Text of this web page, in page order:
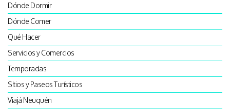
Dónde Dormir
Dónde Comer
Qué Hacer
Servicios y Comercios
Temporadas
SItios y Paseos Turísticos
Viajá Neuquén